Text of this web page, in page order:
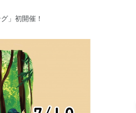
」初開催！